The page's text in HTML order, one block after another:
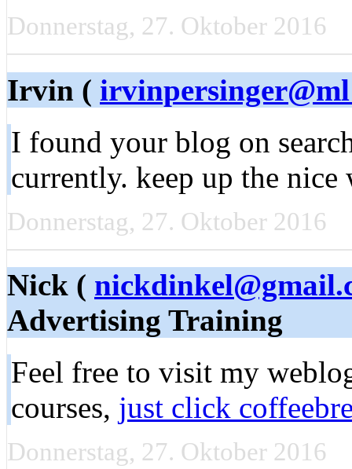
Donnerstag, 27. Oktober 2016
Irvin (
I found your blog on
currently. keep up the
Donnerstag, 27. Oktober 2016
Nick (
Advertising Training
Feel free to visit my
courses, just click
Donnerstag, 27. Oktober 2016